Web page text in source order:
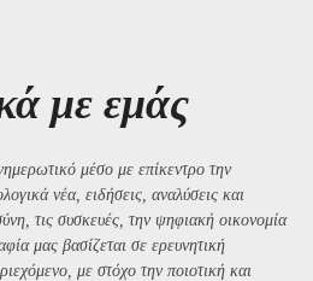
με εμάς
μέσο με επίκεντρο την
νέα, ειδήσεις, αναλύσεις και
τις συσκευές, την ψηφιακή οικονομία
μας βασίζεται σε ερευνητική
με στόχο την ποιοτική και